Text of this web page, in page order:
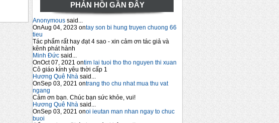
PHẢN HỒI GẦN ĐÂY
Anonymous said...
OnAug 04, 2023 ontay son bi hung truyen chuong 66
tieu
Tác phẩm rất hay đạt 4 sao - xin cảm ơn tác giả và
kênh phát hành
Minh Đức said...
OnOct 07, 2021 ontim lai tuoi tho tho nguyen thi xuan
Cô giáo kính yêu thời cấp 1
Hương Quê Nhà said...
OnSep 03, 2021 ontrang tho chu nhat mua thu vat
ngang
Cảm ơn bạn. Chúc bạn sức khỏe, vui!
Hương Quê Nhà said...
OnSep 03, 2021 onoi ieutan man nhan ngay to chuc
buoi